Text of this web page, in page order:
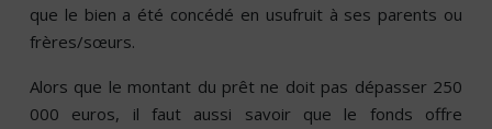
que le bien a été concédé en usufruit à ses parents ou
frères/sœurs.
Alors que le montant du prêt ne doit pas dépasser 250
000 euros, il faut aussi savoir que le fonds offre